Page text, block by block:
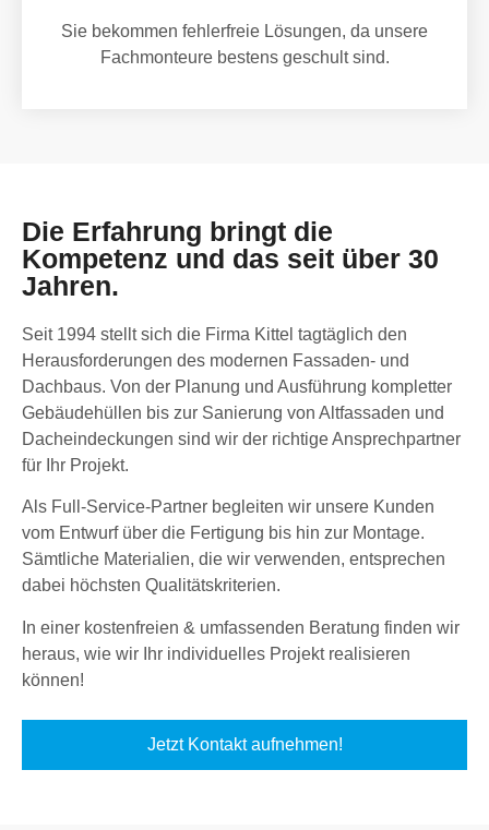
Sie bekommen fehlerfreie Lösungen, da unsere
Fachmonteure bestens geschult sind.
Die Erfahrung bringt die
Kompetenz und das seit über 30
Jahren.
Seit 1994 stellt sich die Firma Kittel tagtäglich den
Herausforderungen des modernen Fassaden- und
Dachbaus. Von der Planung und Ausführung kompletter
Gebäudehüllen bis zur Sanierung von Altfassaden und
Dacheindeckungen sind wir der richtige Ansprechpartner
für Ihr Projekt.
Als Full-Service-Partner begleiten wir unsere Kunden
vom Entwurf über die Fertigung bis hin zur Montage.
Sämtliche Materialien, die wir verwenden, entsprechen
dabei höchsten Qualitätskriterien.
In einer kostenfreien & umfassenden Beratung finden wir
heraus, wie wir Ihr individuelles Projekt realisieren
können!
Jetzt Kontakt aufnehmen!